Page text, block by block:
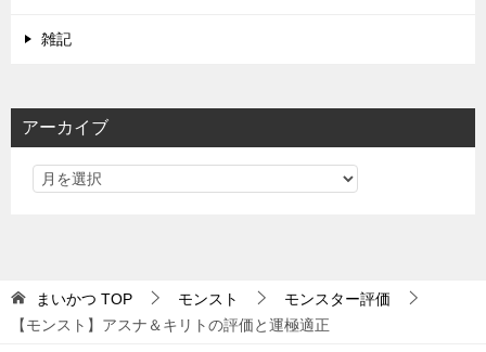
雑記
アーカイブ
まいかつ TOP モンスト
モンスター評価
【モンスト】アスナ＆キリトの評価と運極適正